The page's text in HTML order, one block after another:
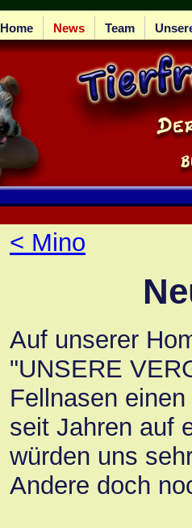
Home News Team
< Mino
Auf unserer
"UNSERE
Fellnasen
seit Jahren auf
würden uns
Andere doch